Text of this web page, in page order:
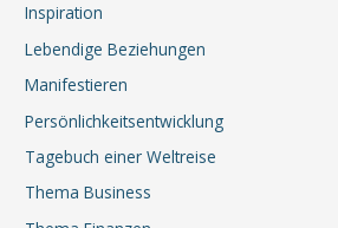
Inspiration
Lebendige Beziehungen
Manifestieren
Persönlichkeitsentwicklung
Tagebuch einer Weltreise
Thema Business